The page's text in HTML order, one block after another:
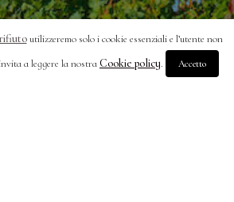
rifiutoutilizzeremo solo i cookie essenziali e l’utente non
a leggere la nostraCookie policy. Accetto